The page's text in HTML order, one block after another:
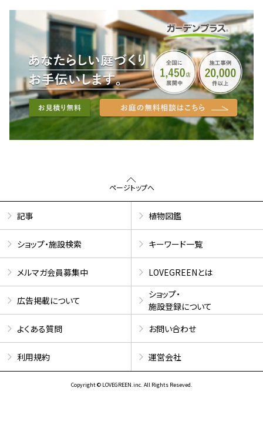
ページトップへ
記事 植物図鑑
ショップ・施設検索 キーワード一覧
メルマガ会員募集中 LOVEGREENとは
広告掲載について
ショップ・
施設登録について
よくある質問
お問い合わせ
利用規約 運営会社
Copyright © LOVEGREEN.inc. All Rights Reseved.